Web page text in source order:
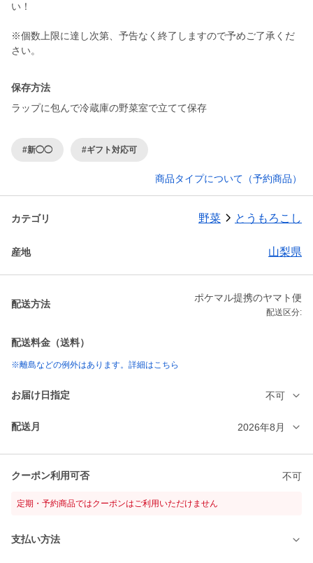
い！
※個数上限に達し次第、予告なく終了しますので予めご了承くだ
保存方法
ラップに包んで冷蔵庫の野菜室で立てて保存
#新◯◯ #ギフト対応可
商品タイプについて（予約商品）
カテゴリ 野菜 とうもろこし
産地 山梨県
配送方法
ポケマル提携のヤマト便
配送区分:
配送料金（送料）
※離島などの例外はあります。詳細はこちら
お届け日指定 不可
配送月 2026年8月
クーポン利用可否 不可
定期・予約商品ではクーポンはご利用いただけません
支払い方法